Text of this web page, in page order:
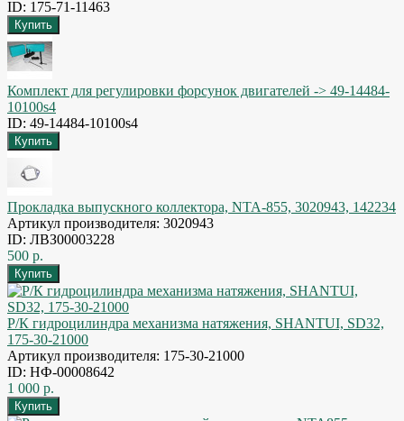
ID: 175-71-11463
Комплект для регулировки форсунок двигателей -> 49-14484-
10100s4
ID: 49-14484-10100s4
Прокладка выпускного коллектора, NTA-855, 3020943, 142234
Артикул производителя: 3020943
ID: ЛВЗ00003228
500 р.
Р/К гидроцилиндра механизма натяжения, SHANTUI, SD32,
175-30-21000
Артикул производителя: 175-30-21000
ID: НФ-00008642
1 000 р.